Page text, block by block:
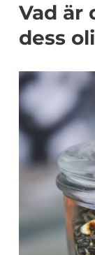
Vad är
dess